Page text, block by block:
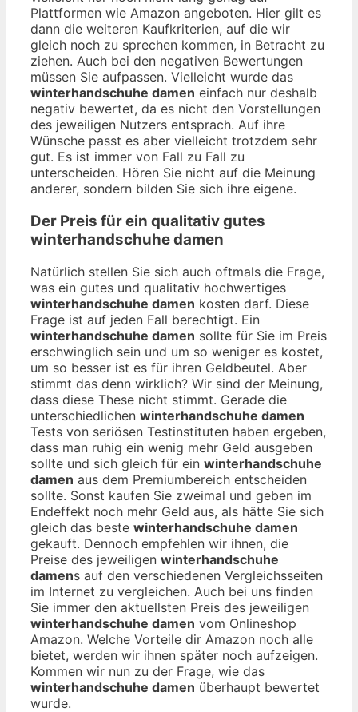
Plattformen wie Amazon angeboten. Hier gilt es
dann die weiteren Kaufkriterien, auf die wir
gleich noch zu sprechen kommen, in Betracht zu
ziehen. Auch bei den negativen Bewertungen
müssen Sie aufpassen. Vielleicht wurde das
winterhandschuhe damen einfach nur deshalb
negativ bewertet, da es nicht den Vorstellungen
des jeweiligen Nutzers entsprach. Auf ihre
Wünsche passt es aber vielleicht trotzdem sehr
gut. Es ist immer von Fall zu Fall zu
unterscheiden. Hören Sie nicht auf die Meinung
anderer, sondern bilden Sie sich ihre eigene.
Der Preis für ein qualitativ gutes
winterhandschuhe damen
Natürlich stellen Sie sich auch oftmals die Frage,
was ein gutes und qualitativ hochwertiges
winterhandschuhe damen kosten darf. Diese
Frage ist auf jeden Fall berechtigt. Ein
winterhandschuhe damen sollte für Sie im Preis
erschwinglich sein und um so weniger es kostet,
um so besser ist es für ihren Geldbeutel. Aber
stimmt das denn wirklich? Wir sind der Meinung,
dass diese These nicht stimmt. Gerade die
unterschiedlichen winterhandschuhe damen
Tests von seriösen Testinstituten haben ergeben,
dass man ruhig ein wenig mehr Geld ausgeben
sollte und sich gleich für ein winterhandschuhe
damen aus dem Premiumbereich entscheiden
sollte. Sonst kaufen Sie zweimal und geben im
Endeffekt noch mehr Geld aus, als hätte Sie sich
gleich das beste winterhandschuhe damen
gekauft. Dennoch empfehlen wir ihnen, die
Preise des jeweiligen winterhandschuhe
damens auf den verschiedenen Vergleichsseiten
im Internet zu vergleichen. Auch bei uns finden
Sie immer den aktuellsten Preis des jeweiligen
winterhandschuhe damen vom Onlineshop
Amazon. Welche Vorteile dir Amazon noch alle
bietet, werden wir ihnen später noch aufzeigen.
Kommen wir nun zu der Frage, wie das
winterhandschuhe damen überhaupt bewertet
wurde.